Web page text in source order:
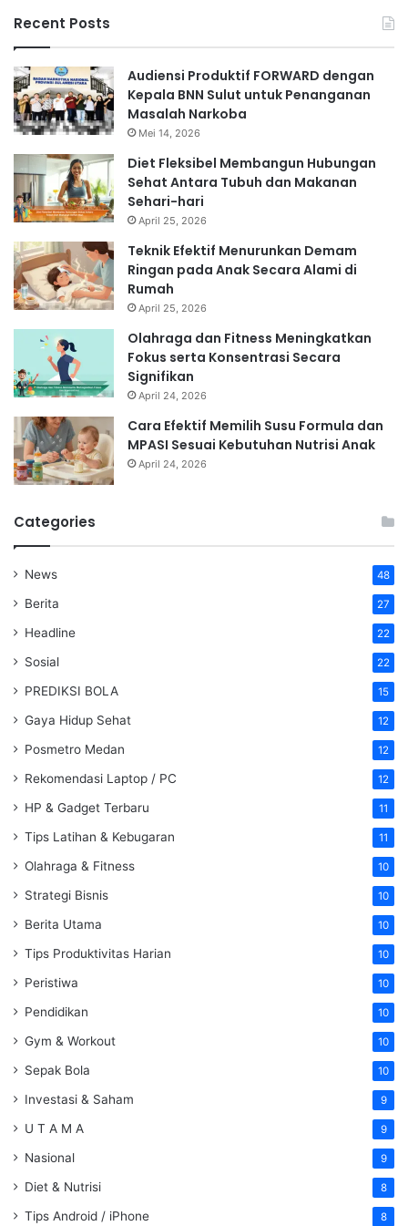
Recent Posts
Audiensi Produktif FORWARD dengan
Kepala BNN Sulut untuk Penanganan
Masalah Narkoba
Mei 14, 2026
Diet Fleksibel Membangun Hubungan
Sehat Antara Tubuh dan Makanan
Sehari-hari
April 25, 2026
Teknik Efektif Menurunkan Demam
Ringan pada Anak Secara Alami di
Rumah
April 25, 2026
Olahraga dan Fitness Meningkatkan
Fokus serta Konsentrasi Secara
Signifikan
April 24, 2026
Cara Efektif Memilih Susu Formula dan
MPASI Sesuai Kebutuhan Nutrisi Anak
April 24, 2026
Categories
News 48
Berita 27
Headline 22
Sosial 22
PREDIKSI BOLA 15
Gaya Hidup Sehat 12
Posmetro Medan 12
Rekomendasi Laptop / PC 12
HP & Gadget Terbaru 11
Tips Latihan & Kebugaran 11
Olahraga & Fitness 10
Strategi Bisnis 10
Berita Utama 10
Tips Produktivitas Harian 10
Peristiwa 10
Pendidikan 10
Gym & Workout 10
Sepak Bola 10
Investasi & Saham 9
U T A M A 9
Nasional 9
Diet & Nutrisi 8
Tips Android / iPhone 8